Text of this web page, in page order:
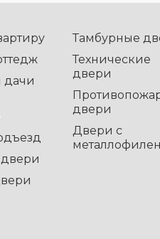
дачи
Тамбурные
Технические
двери
двери
Двери с